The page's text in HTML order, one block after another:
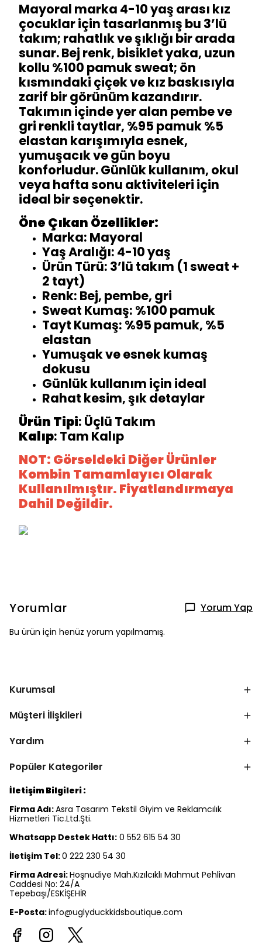
Mayoral marka 4-10 yaş arası kız
çocuklar için tasarlanmış bu 3’lü
takım; rahatlık ve şıklığı bir arada
sunar. Bej renk, bisiklet yaka, uzun
kollu %100 pamuk sweat; ön
kısmındaki çiçek ve kız baskısıyla
zarif bir görünüm kazandırır.
Takımın içinde yer alan pembe ve
gri renkli taytlar, %95 pamuk %5
elastan karışımıyla esnek,
yumuşacık ve gün boyu
konforludur. Günlük kullanım, okul
veya hafta sonu aktiviteleri için
ideal bir seçenektir.
Öne Çıkan Özellikler:
Marka: Mayoral
Yaş Aralığı: 4-10 yaş
Ürün Türü: 3’lü takım (1 sweat +
2 tayt)
Renk: Bej, pembe, gri
Sweat Kumaş: %100 pamuk
Tayt Kumaş: %95 pamuk, %5
elastan
Yumuşak ve esnek kumaş
dokusu
Günlük kullanım için ideal
Rahat kesim, şık detaylar
Ürün Tipi: Üçlü Takım
Kalıp: Tam Kalıp
NOT: Görseldeki Diğer Ürünler
Kombin Tamamlayıcı Olarak
Kullanılmıştır. Fiyatlandırmaya
Dahil Değildir.
Yorumlar Yorum Yap
Bu ürün için henüz yorum yapılmamış.
Kurumsal
Müşteri İlişkileri
Yardım
Popüler Kategoriler
İletişim Bilgileri :
Firma Adı:Asra Tasarım Tekstil Giyim ve Reklamcılık
Hizmetleri Tic.Ltd.Şti.
Whatsapp Destek Hattı: 0 552 615 54 30
İletişim Tel:0 222 230 54 30
Firma Adresi:Hoşnudiye Mah.Kızılcıklı Mahmut Pehlivan
Caddesi No: 24/A
Tepebaşı/ESKİŞEHİR
E-Posta:info@uglyduckkidsboutique.com